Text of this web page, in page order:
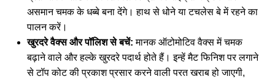
असमान चमक के धब्बे बना देंगे। हाथ से धोने या टचलेस बे में रहने का
पालन करें।
खुरदरे वैक्स और पॉलिश से बचें: मानक ऑटोमोटिव वैक्स में चमक
बढ़ाने वाले और हल्के खुरदरे पदार्थ होते हैं। इन्हें मैट फिनिश पर लगाने
से टॉप कोट की प्रकाश प्रसार करने वाली परत खराब हो जाएगी,